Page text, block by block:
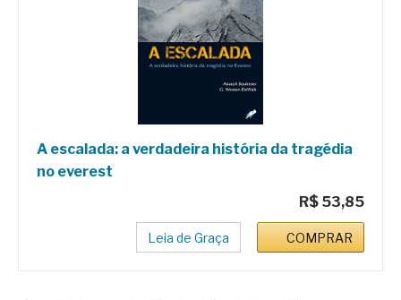
A escalada: a verdadeira história da tragédia
no everest
R$ 53,85
Leia de Graça COMPRAR